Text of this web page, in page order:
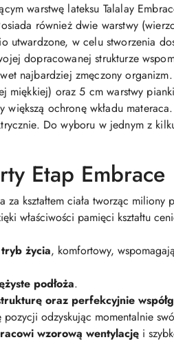
warstwę lateksu Talalay
również dwie warstwy
utwardzone, w celu stworzenia
dopracowanej strukturze
najbardziej zmęczony organizm.
miękkiej) oraz 5 cm warstwy
ochronę wkładu
Do wyboru w jednym z
Etap Embrace
za kształtem ciała tworząc
właściwości pamięci kształtu
życia, komfortowy,
podłoża.
oraz perfekcyjnie
odzyskując momentalnie
wzorową wentylację i